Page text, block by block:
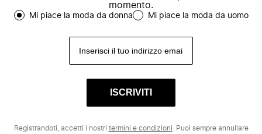
momento.
Mi piace la moda da donna Mi piace la moda da uomo
ISCRIVITI
Registrandoti, accetti i nostri termini e condizioni . Puoi sempre annullare